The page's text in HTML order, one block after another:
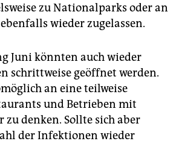
zu Nationalparks oder an
wieder zugelassen.
Juni könnten auch wieder
schrittweise geöffnet werden.
an eine teilweise
und Betrieben mit
zu denken. Sollte sich aber
der Infektionen wieder